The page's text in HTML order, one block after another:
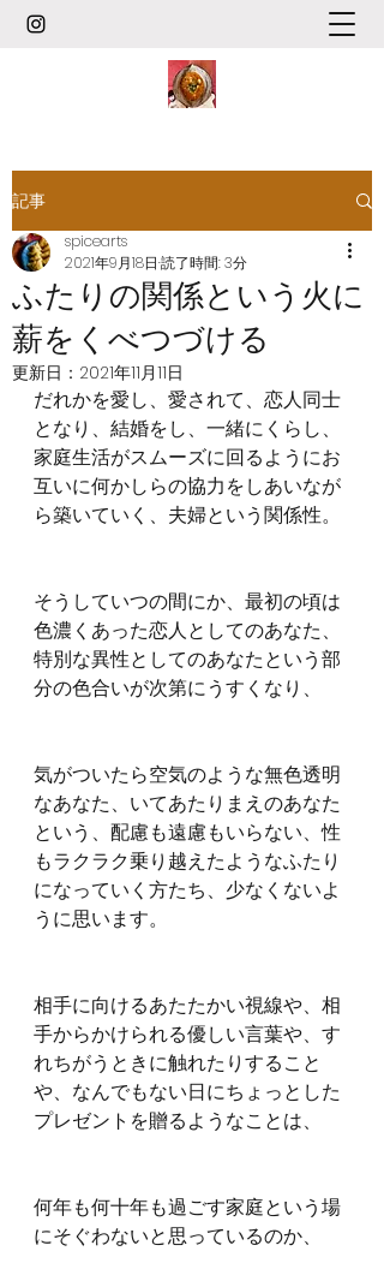
記事
ふたりの関係という火に
薪をくべつづける
spicearts
2021年9月18日 読了時間: 3分
更新日： 2021年11月11日
だれかを愛し、愛されて、恋人同士
となり、結婚をし、一緒にくらし、
家庭生活がスムーズに回るようにお
互いに何かしらの協力をしあいなが
ら築いていく、夫婦という関係性。
そうしていつの間にか、最初の頃は
色濃くあった恋人としてのあなた、
特別な異性としてのあなたという部
分の色合いが次第にうすくなり、
気がついたら空気のような無色透明
なあなた、いてあたりまえのあなた
という、配慮も遠慮もいらない、性
もラクラク乗り越えたようなふたり
になっていく方たち、少なくないよ
うに思います。
相手に向けるあたたかい視線や、相
手からかけられる優しい言葉や、す
れちがうときに触れたりすること
や、なんでもない日にちょっとした
プレゼントを贈るようなことは、
何年も何十年も過ごす家庭という場
にそぐわないと思っているのか、